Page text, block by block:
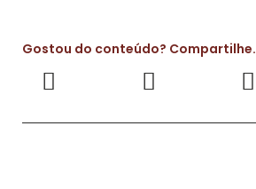
Gostou do conteúdo? Compartilhe.